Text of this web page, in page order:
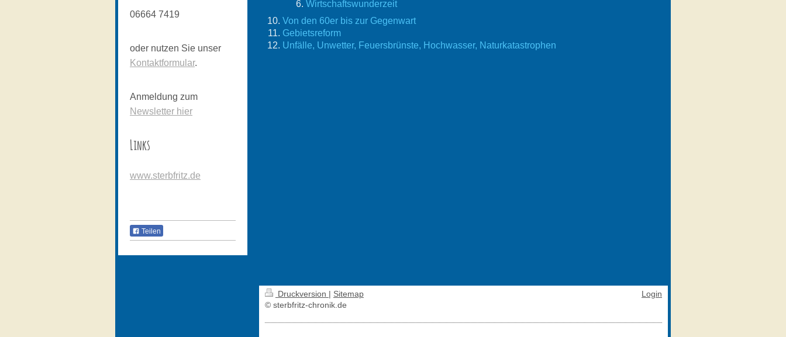
06664 7419
oder nutzen Sie unser
Kontaktformular.
Anmeldung zum
Newsletter hier
Links
www.sterbfritz.de
Teilen
Wirtschaftswunderzeit
Von den 60er bis zur Gegenwart
Gebietsreform
Unfälle, Unwetter, Feuersbrünste, Hochwasser, Naturkatastrophen
Druckversion | Sitemap
© sterbfritz-chronik.de
Login